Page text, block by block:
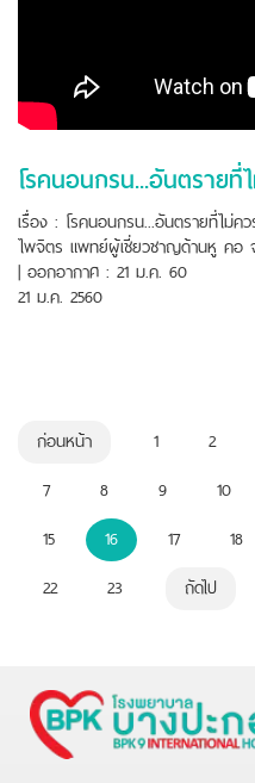
โรคนอนกรน...อันตรายที่
เรื่อง : โรคนอนกรน...อันตรายที่ไ
ไพจิตร แพทย์ผู้เชี่ยวชาญด้านหู ค
| ออกอากาศ : 21 ม.ค. 60
21 ม.ค. 2560
ก่อนหน้า 1 2
7
8 9 10
15
16 17 18
22
23 ถัดไป